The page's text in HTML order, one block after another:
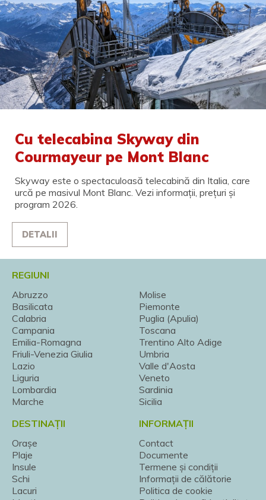
Cu telecabina Skyway din
Courmayeur pe Mont Blanc
Skyway este o spectaculoasă telecabină din Italia, care
urcă pe masivul Mont Blanc. Vezi informații, prețuri și
program 2026.
DETALII
REGIUNI
Abruzzo
Basilicata
Calabria
Campania
Emilia-Romagna
Friuli-Venezia Giulia
Lazio
Liguria
Lombardia
Marche
Molise
Piemonte
Puglia (Apulia)
Toscana
Trentino Alto Adige
Umbria
Valle d'Aosta
Veneto
Sardinia
Sicilia
DESTINAȚII
Orașe
Plaje
Insule
Schi
Lacuri
INFORMAȚII
Contact
Documente
Termene și condiții
Informații de călătorie
Politica de cookie